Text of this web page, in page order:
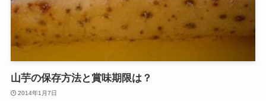
山芋の保存方法と賞味期限は？
2014年1月7日